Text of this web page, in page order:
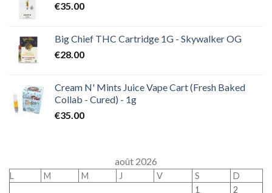
€35.00
Big Chief THC Cartridge 1G - Skywalker OG
€28.00
Cream N' Mints Juice Vape Cart (Fresh Baked
Collab - Cured) - 1g
€35.00
août 2026
L M M J V S
D
1
2